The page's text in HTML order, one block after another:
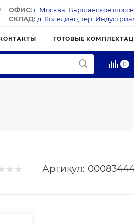
ОФИС: г. Москва, Варшавское
СКЛАД: д. Коледино, тер.
КОНТАКТЫ ГОТОВЫЕ
0
Артикул: